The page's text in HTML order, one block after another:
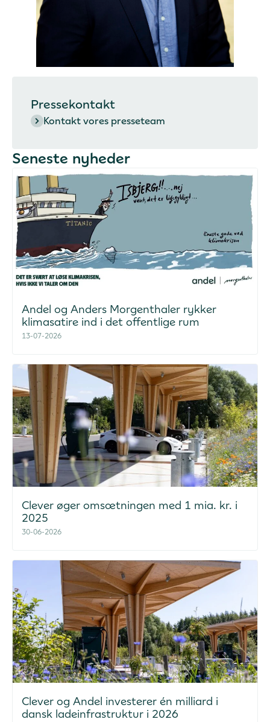
Pressekontakt
Kontakt vores presseteam
Seneste nyheder
Andel og Anders Morgenthaler rykker
klimasatire ind i det offentlige rum
13-07-2026
Clever øger omsætningen med 1 mia. kr. i
2025
30-06-2026
Clever og Andel investerer én milliard i
dansk ladeinfrastruktur i 2026